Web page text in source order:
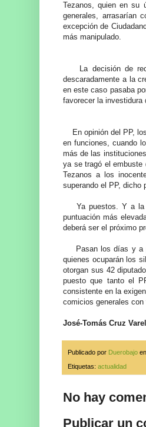
Tezanos, quien en su
generales, arrasarían
excepción de
más manipulado.
La decisión de
descaradamente a la
en este caso pasaba
favorecer la
En opinión del PP,
en funciones, cuando
más de las
ya se tragó el embuste
Tezanos a los
superando el PP, dicho
Ya puestos. Y a la
puntuación más
deberá ser el próximo
Pasan los días y a
quienes ocuparán los
otorgan sus 42
puesto que tanto el
consistente en la
comicios generales
José-Tomás Cruz
Publicado por Duerobajo en
Etiquetas: actualidad
No hay
Publicar un